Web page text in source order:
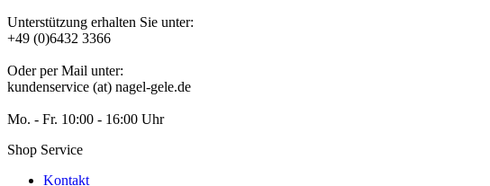
Unterstützung erhalten Sie unter:
+49 (0)6432 3366
Oder per Mail unter:
kundenservice (at) nagel-gele.de
Mo. - Fr. 10:00 - 16:00 Uhr
Shop Service
Kontakt